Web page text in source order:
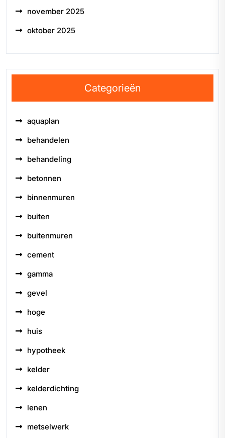
november 2025
oktober 2025
Categorieën
aquaplan
behandelen
behandeling
betonnen
binnenmuren
buiten
buitenmuren
cement
gamma
gevel
hoge
huis
hypotheek
kelder
kelderdichting
lenen
metselwerk